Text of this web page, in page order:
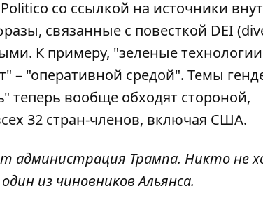
Politico со ссылкой на источники
связанные с повесткой DEI
К примеру, "зеленые
– "оперативной средой". Темы
вообще обходят стороной,
32 стран-членов, включая США.
администрация Трампа. Никто не
из чиновников Альянса.